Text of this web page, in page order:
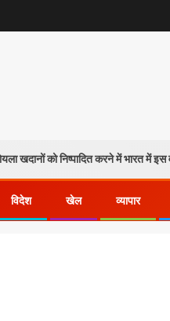
खदानों को निष्पादित करने में भारत में इस
विदेश खेल व्यापार